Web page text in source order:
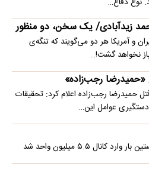
زیدآبادی/ یک سخن، دو منظور
و آمریکا هر دو می‌گویند که تنگه‌ی
نخواهد گشت!…
«حمیدرضا رجب‌زاده»
حمیدرضا رجب‌زاده اعلام کرد: تحقیقات
عوامل این…
۵.۵ میلیون واحد شد